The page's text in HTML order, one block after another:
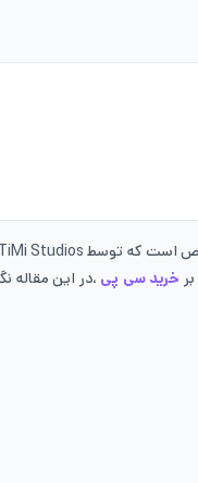
خرید سی پی ،در این مقاله